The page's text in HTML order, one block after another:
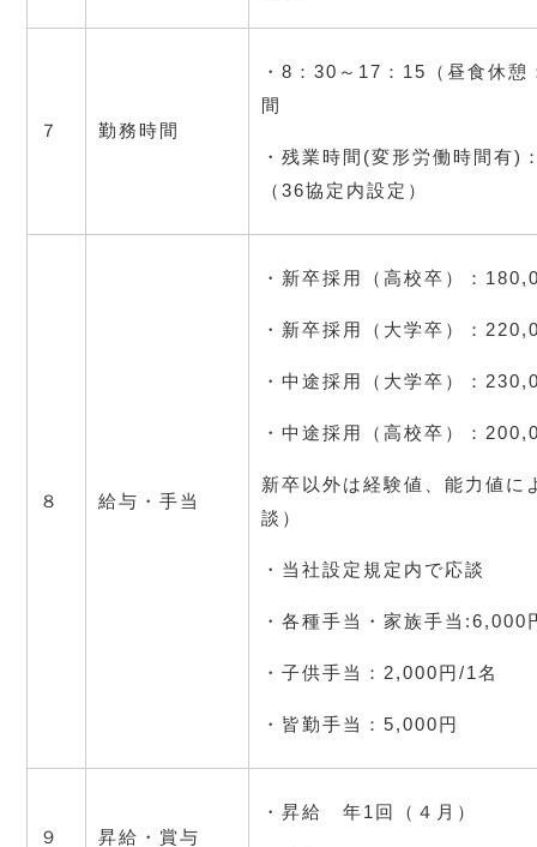
７ 勤務時間
・8：30～17：15（昼食休
間
・残業時間(変形労働時間有)
（36協定内設定）
８ 給与・手当
・新卒採用（高校卒）：
・新卒採用（大学卒）：
・中途採用（大学卒）：
・中途採用（高校卒）：
新卒以外は経験値、能力値に
談）
・当社設定規定内で応談
・各種手当・家族手当:6,000
・子供手当：2,000円/1名
・皆勤手当：5,000円
９ 昇給・賞与
・昇給　年1回（４月）